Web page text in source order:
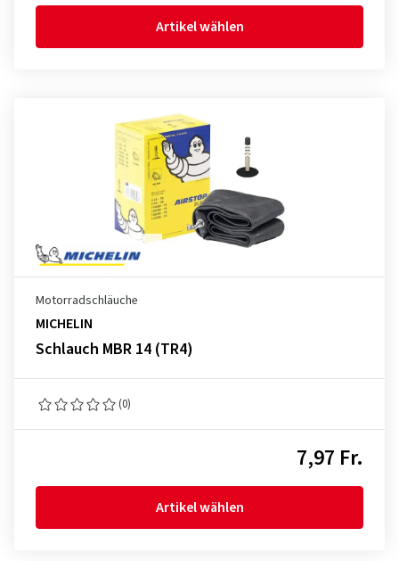
Artikel wählen
Motorradschläuche
MICHELIN
Schlauch MBR 14 (TR4)
(0)
7,97 Fr.
Artikel wählen